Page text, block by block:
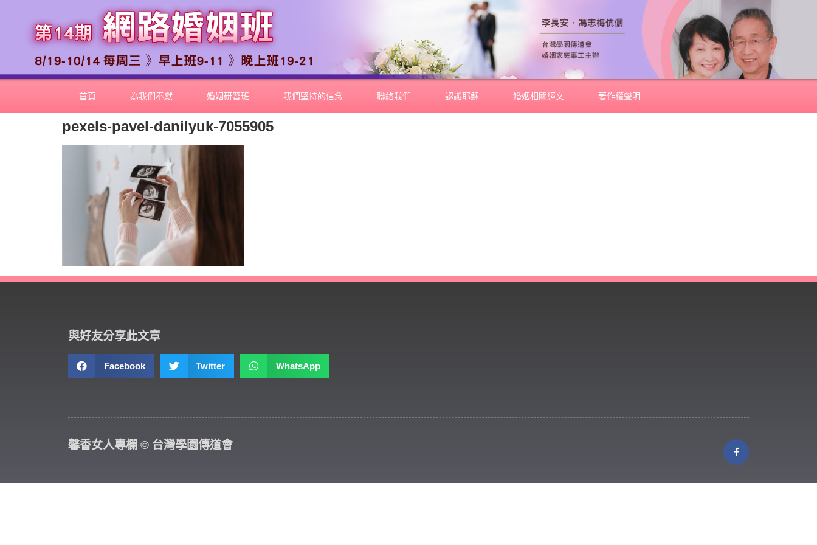
首頁 為我們奉獻 婚姻研習班 我們堅持的信念 聯絡我們 認識耶穌 婚姻相關經文 著作權聲明
pexels-pavel-danilyuk-7055905
與好友分享此文章
Facebook Twitter WhatsApp
馨香女人專欄 © 台灣學園傳道會